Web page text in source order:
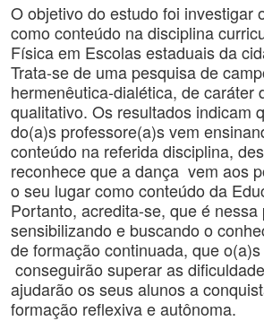
O objetivo do estudo foi investigar
como conteúdo na disciplina
Física em Escolas estaduais da
Trata-se de uma pesquisa de
hermenêutica-dialética, de caráter
qualitativo. Os resultados indicam
do(a)s professore(a)s vem
conteúdo na referida disciplina,
reconhece que a dança vem aos
o seu lugar como conteúdo da
Portanto, acredita-se, que é nessa
sensibilizando e buscando o
de formação continuada, que
conseguirão superar as
ajudarão os seus alunos a
formação reflexiva e autônoma.